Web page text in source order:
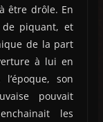
être drôle. En
piquant, et
de la part
à lui en
son
pouvait
les